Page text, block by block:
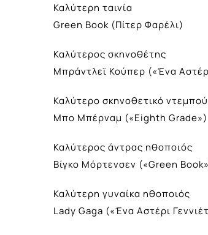
Καλύτερη ταινία
Green Book (Πίτερ Φαρέλι)
Καλύτερος σκηνοθέτης
Μπράντλεϊ Κούπερ («Ένα
Καλύτερο σκηνοθετικό
Μπο Μπέρναμ («Eighth Grade»)
Καλύτερος άντρας ηθοποιός
Βίγκο Μόρτενσεν («Green
Καλύτερη γυναίκα ηθοποιός
Lady Gaga («Ένα Αστέρι